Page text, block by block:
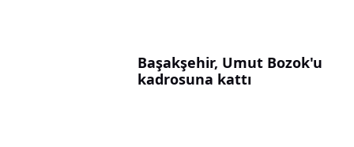
Başakşehir, Umut Bozok'u
kadrosuna kattı